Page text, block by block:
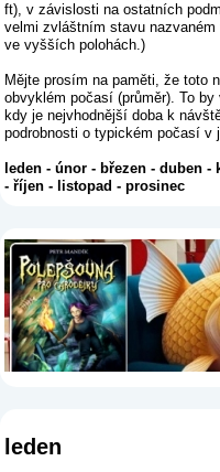
ft), v závislosti na ostatních
velmi zvláštním stavu
ve vyšších polohách.)
Mějte prosím na paměti, že toto
obvyklém počasí (průměr). To
kdy je nejvhodnější doba k
podrobnosti o typickém počasí
leden -únor -březen -duben -
-říjen -listopad -prosinec
leden